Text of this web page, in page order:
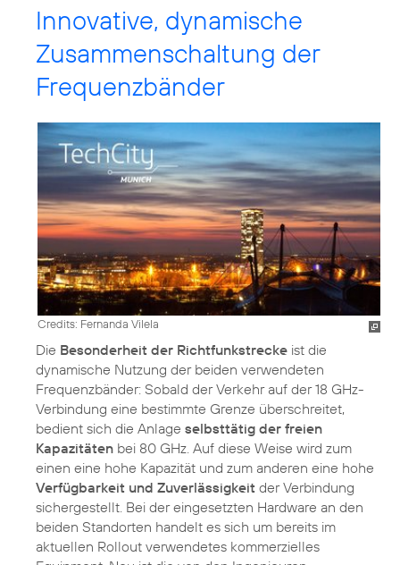
Innovative, dynamische
Zusammenschaltung der
Frequenzbänder
Credits: Fernanda Vilela
Die Besonderheit der Richtfunkstrecke ist die
dynamische Nutzung der beiden verwendeten
Frequenzbänder: Sobald der Verkehr auf der 18 GHz-
Verbindung eine bestimmte Grenze überschreitet,
bedient sich die Anlage selbsttätig der freien
Kapazitäten bei 80 GHz. Auf diese Weise wird zum
einen eine hohe Kapazität und zum anderen eine hohe
Verfügbarkeit und Zuverlässigkeit der Verbindung
sichergestellt. Bei der eingesetzten Hardware an den
beiden Standorten handelt es sich um bereits im
aktuellen Rollout verwendetes kommerzielles